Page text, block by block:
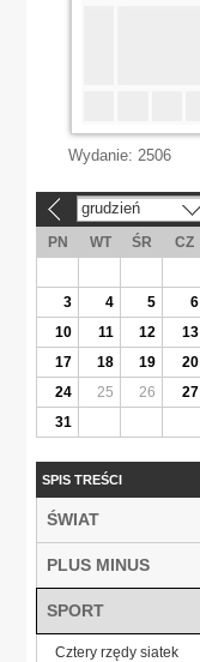
Wydanie: 2506
grudzień
PN WT ŚR CZ
3
4 5 6
10
11 12 13
17
18 19 20
24
25 26 27
31
SPIS TREŚCI
ŚWIAT
PLUS MINUS
SPORT
Cztery rzędy siatek